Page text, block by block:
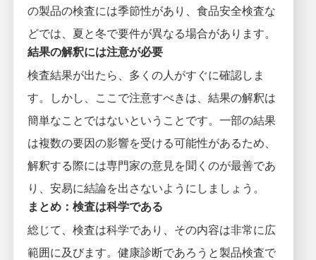
の製品の検査には季節性があり、食品安全検査な
どでは、夏と冬で要件が異なる場合があります。
結果の解釈には注意が必要
検査結果が出たら、多くの人がすぐに確認しま
す。しかし、ここで注意すべきは、結果の解釈は
簡単なことではないということです。一部の結果
は複数の要因の影響を受ける可能性があるため、
解釈する際には専門家の意見を聞くのが最善であ
り、安易に結論を出さないようにしましょう。
まとめ：検査は科学である
総じて、検査は科学であり、その内容は非常に広
範囲に及びます。健康診断であろうと製品検査で